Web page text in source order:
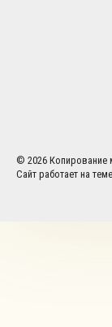
© 2026 Копирование
Сайт работает на теме